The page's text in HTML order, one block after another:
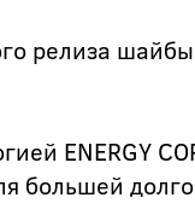
релиза
ENERGY
большей